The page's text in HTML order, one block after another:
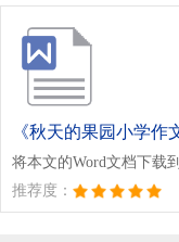
《秋天的果园小学作
将本文的Word文档下载
推荐度：